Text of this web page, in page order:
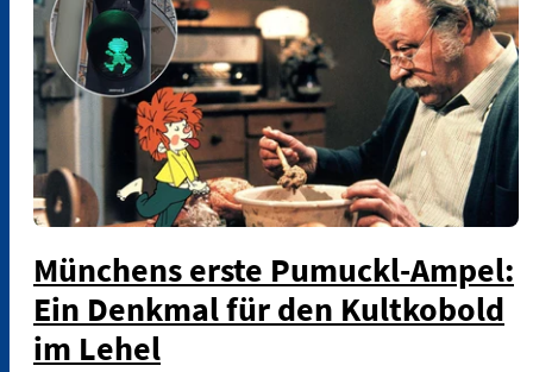
Münchens erste Pumuckl-Ampel:
Ein Denkmal für den Kultkobold
im Lehel